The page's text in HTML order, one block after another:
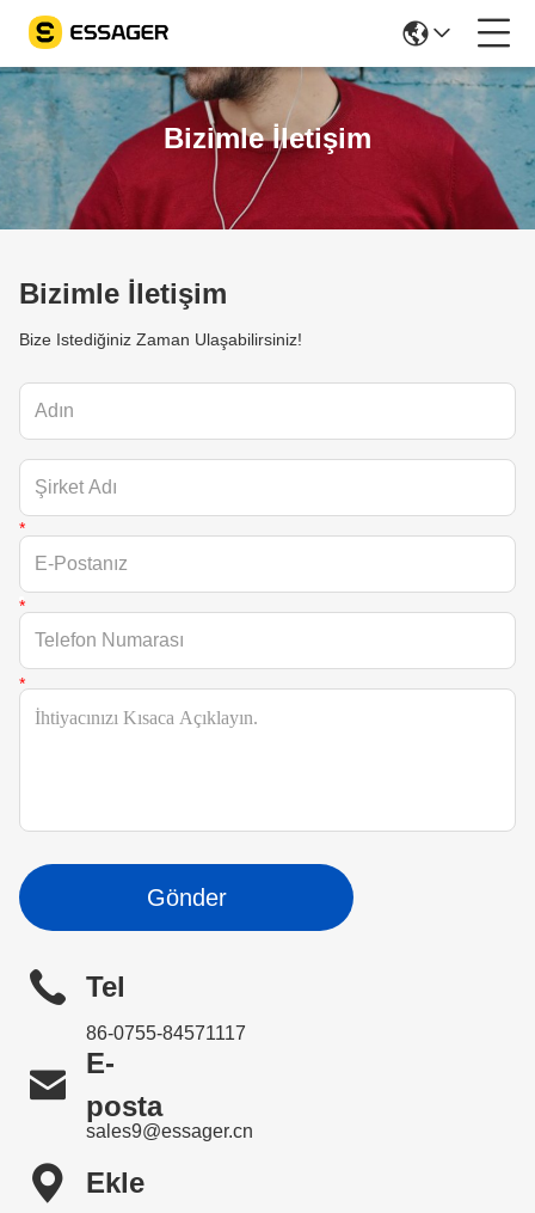
Bizimle İletişim
Bizimle İletişim
Bize Istediğiniz Zaman Ulaşabilirsiniz!
Gönder
Tel
86-0755-84571117

E-
posta
sales9@essager.cn
 Ekle